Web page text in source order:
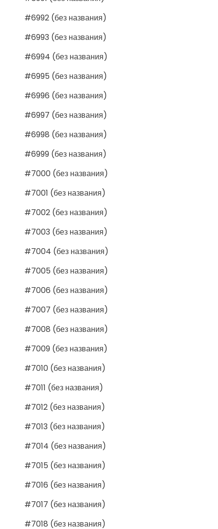
#6992 (без названия)
#6993 (без названия)
#6994 (без названия)
#6995 (без названия)
#6996 (без названия)
#6997 (без названия)
#6998 (без названия)
#6999 (без названия)
#7000 (без названия)
#7001 (без названия)
#7002 (без названия)
#7003 (без названия)
#7004 (без названия)
#7005 (без названия)
#7006 (без названия)
#7007 (без названия)
#7008 (без названия)
#7009 (без названия)
#7010 (без названия)
#7011 (без названия)
#7012 (без названия)
#7013 (без названия)
#7014 (без названия)
#7015 (без названия)
#7016 (без названия)
#7017 (без названия)
#7018 (без названия)